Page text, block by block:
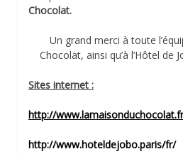
Chocolat.
Un grand merci à toute
Chocolat, ainsi qu’à l’Hôtel de
Sites internet :
http://
http://www.hoteldejobo.paris/fr/